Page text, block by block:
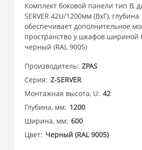
Комплект боковой панели тип B,
SERVER 42U/1200мм (ВхГ),
обеспечивает дополнительное
пространство у шкафов шириной
черный (RAL 9005)
Производитель ZPAS
Серия Z-SERVER
Монтажная высота, U 42
Глубина, мм
1200
Ширина, мм 600
Цвет Черный (RAL 9005)